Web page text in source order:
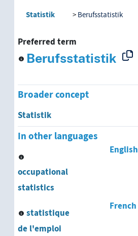
Statistik Berufsstatistik
Preferred term
Berufsstatistik
Broader concept
Statistik
In other languages
English
occupational
statistics
French
statistique
de l'emploi